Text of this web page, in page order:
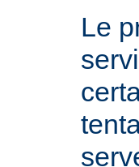
Le